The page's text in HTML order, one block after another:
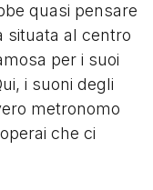
quasi pensare
situata al centro
per i suoi
i suoni degli
metronomo
che ci